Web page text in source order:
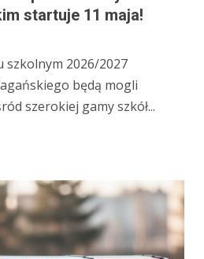
startuje 11 maja!
szkolnym 2026/2027
będą mogli
szerokiej gamy szkół...